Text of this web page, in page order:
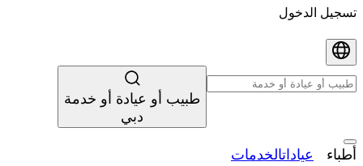
تسجيل الدخول
طبيب أو عيادة أو خدمة
دبي
أطباء عياداتالخدمات